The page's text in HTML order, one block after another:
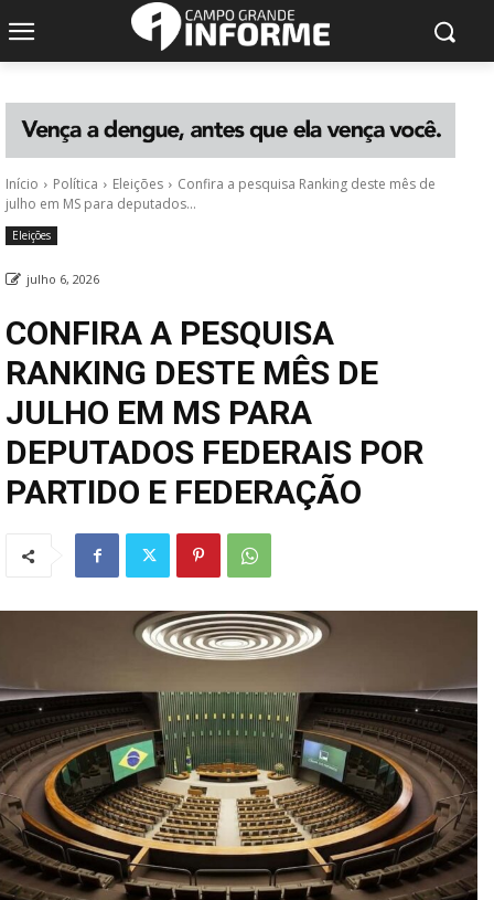
Início Política Eleições
Confira a pesquisa Ranking deste mês de
julho em MS para deputados...
Eleições
julho 6, 2026
CONFIRA A PESQUISA
RANKING DESTE MÊS DE
JULHO EM MS PARA
DEPUTADOS FEDERAIS POR
PARTIDO E FEDERAÇÃO